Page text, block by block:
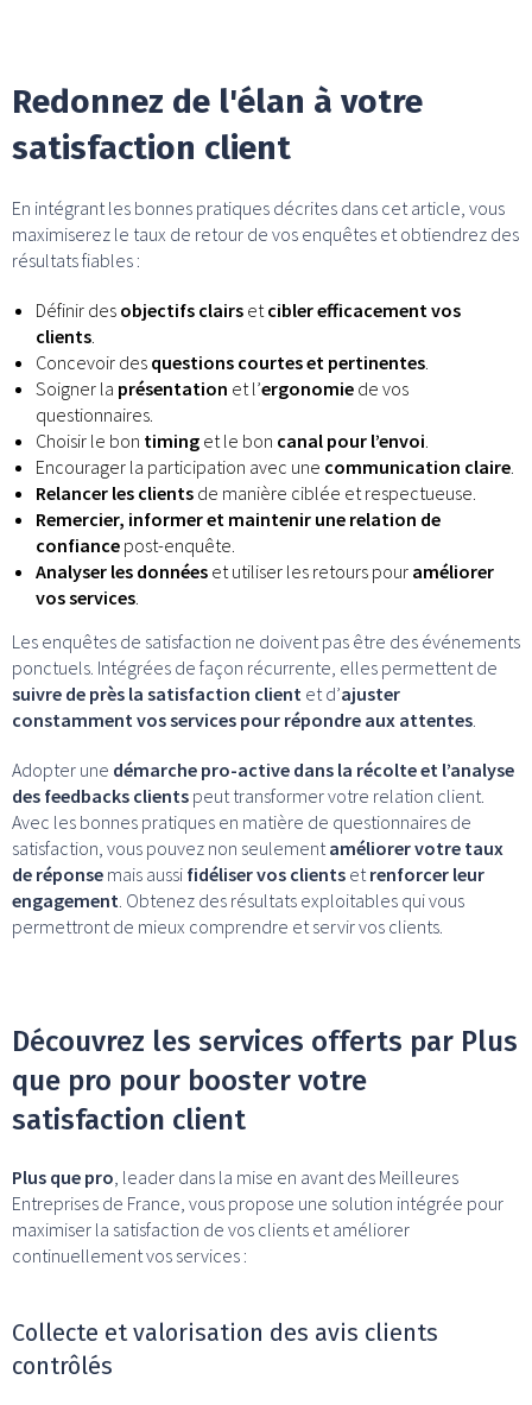
Redonnez de l'élan à votre
satisfaction client
En intégrant les bonnes pratiques décrites dans cet article, vous
maximiserez le taux de retour de vos enquêtes et obtiendrez des
résultats fiables :
Définir des objectifs clairs et cibler efficacement vos
clients
Concevoir des questions courtes et pertinentes
Soigner la présentation et l’ergonomie de vos
questionnaires.
Choisir le bon timing et le bon canal pour l’envoi
Encourager la participation avec une communication claire
Relancer les clients de manière ciblée et respectueuse.
Remercier, informer et maintenir une relation de
confiance post-enquête.
Analyser les données et utiliser les retours pour améliorer
vos services
Les enquêtes de satisfaction ne doivent pas être des événements
ponctuels. Intégrées de façon récurrente, elles permettent de
suivre de près la satisfaction client et d’ajuster
constamment vos services pour répondre aux attentes
Adopter une démarche pro-active dans la récolte et l’analyse
des feedbacks clients peut transformer votre relation client.
Avec les bonnes pratiques en matière de questionnaires de
satisfaction, vous pouvez non seulement améliorer votre taux
de réponse mais aussi fidéliser vos clients et renforcer leur
engagement . Obtenez des résultats exploitables qui vous
permettront de mieux comprendre et servir vos clients.
Découvrez les services offerts par Plus
que pro pour booster votre
satisfaction client
Plus que pro , leader dans la mise en avant des Meilleures
Entreprises de France, vous propose une solution intégrée pour
maximiser la satisfaction de vos clients et améliorer
continuellement vos services :
Collecte et valorisation des avis clients
contrôlés